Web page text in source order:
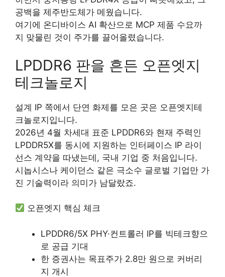
공백을 제주반도체가 메웠습니다.
여기에 온디바이스 AI 확산으로 MCP 제품 수요까
지 맞물린 것이 주가를 끌어올렸습니다.
LPDDR6 판을 흔든 오픈엣지
테크놀로지
설계 IP 쪽에서 단연 화제를 모은 곳은 오픈엣지테
크놀로지입니다.
2026년 4월 차세대 표준 LPDDR6와 현재 주력인
LPDDR5X를 동시에 지원하는 인터페이스 IP 라이
선스 계약을 따냈는데, 국내 기업 중 처음입니다.
시놉시스나 케이던스 같은 극소수 글로벌 기업만 가
진 기술력이라 의미가 남달랐죠.
오픈엣지 핵심 체크
LPDDR6/5X PHY·컨트롤러 IP를 빅테크향으
로 공급 기대
한 증권사는 목표주가 2.8만 원으로 커버리
지 개시